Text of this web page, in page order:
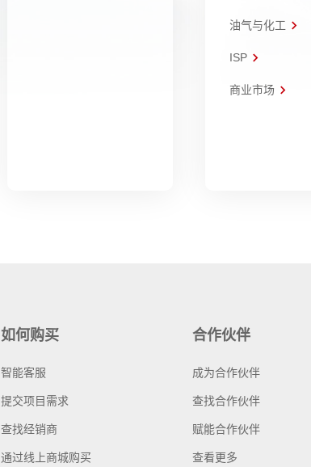
油气与化工
ISP
商业市场
如何购买
智能客服
提交项目需求
查找经销商
通过线上商城购买
合作伙伴
成为合作伙伴
查找合作伙伴
赋能合作伙伴
查看更多